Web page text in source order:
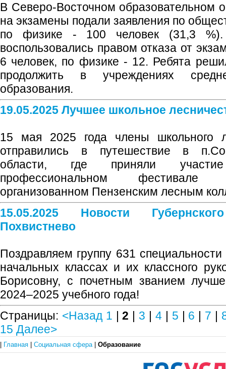
В Северо-Восточном образовательном
на экзамены подали заявления по
по физике - 100 человек (31,3 %).
воспользовались правом отказа от
6 человек, по физике - 12. Ребята
продолжить в учреждениях
образования.
19.05.2025 Лучшее школьное
15 мая 2025 года члены школьного
отправились в путешествие в
области, где приняли
профессиональном фестивале
организованном Пензенским лесным
15.05.2025 Новости
Похвистнево
Поздравляем группу 631
начальных классах и их классного
Борисовну, с почетным званием
2024–2025 учебного года!
Страницы: <Назад 1 |2 | 3 | 4| 5 | 6 | 7 |
15 Далее>
Главная Социальная сфера Образование